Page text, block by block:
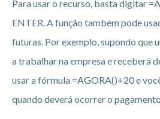
Para usar o recurso, basta digitar
ENTER. A função também pode
futuras. Por exemplo, supondo que
a trabalhar na empresa e receberá
usar a fórmula =AGORA()+20 e
quando deverá ocorrer o pagamento.